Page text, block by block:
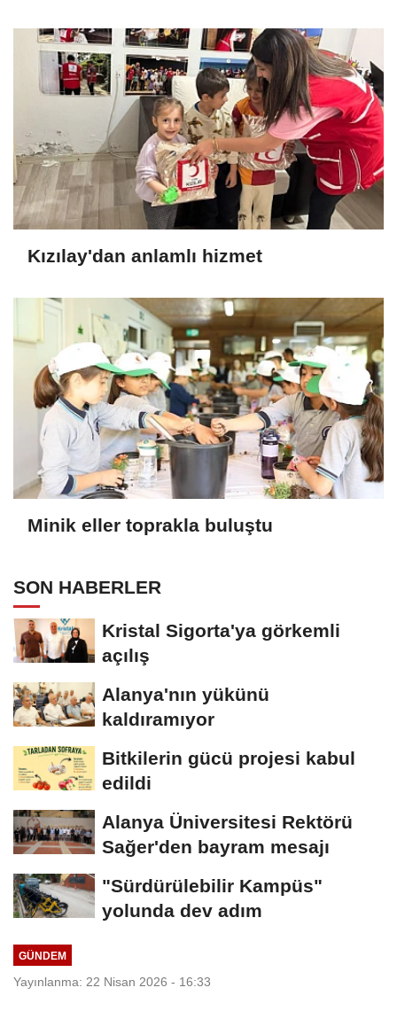
Kızılay'dan anlamlı hizmet
Minik eller toprakla buluştu
SON HABERLER
Kristal Sigorta'ya görkemli
açılış
Alanya'nın yükünü
kaldıramıyor
Bitkilerin gücü projesi kabul
edildi
Alanya Üniversitesi Rektörü
Sağer'den bayram mesajı
"Sürdürülebilir Kampüs"
yolunda dev adım
GÜNDEM
Yayınlanma: 22 Nisan 2026 - 16:33